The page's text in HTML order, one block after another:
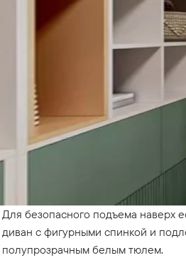
Для безопасного подъема наверх
диван с фигурными спинкой и
полупрозрачным белым тюлем.